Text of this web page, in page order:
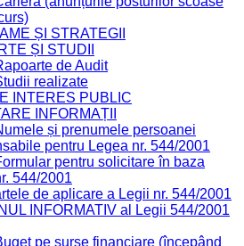
ȘI STRATEGII
ȘI STUDII
de Audit
realizate
INTERES PUBLIC
INFORMAȚII
și prenumele persoanei
pentru Legea nr. 544/2001
pentru solicitare în baza
544/2001
de aplicare a Legii nr. 544/2001
INFORMATIV al Legii 544/2001
pe surse financiare (începând